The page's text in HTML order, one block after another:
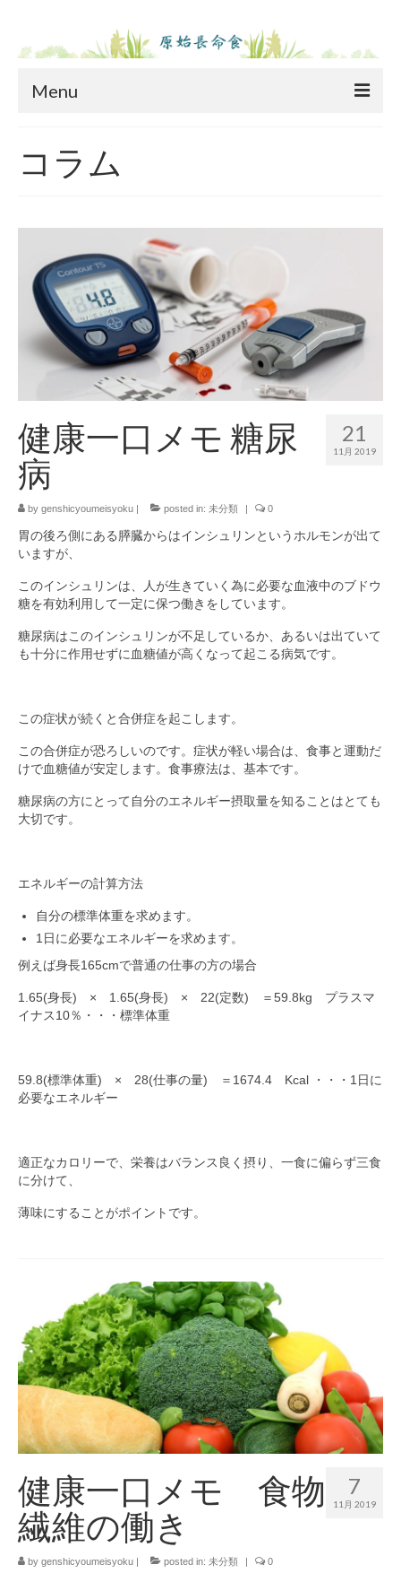
Menu
原始長命食とは
原始長命食の成分表
長命食ご愛用者体験談
原料
商品紹介
コラム
原始長命食コラム
会社概要
会社概要
プライバシーポリシー
コラム
21
11月 2019
健康一口メモ 糖尿
病
by genshicyoumeisyoku | posted in: 未分類 | 0
胃の後ろ側にある膵臓からはインシュリンというホルモンが出て
いますが、
このインシュリンは、人が生きていく為に必要な血液中のブドウ
糖を有効利用して一定に保つ働きをしています。
糖尿病はこのインシュリンが不足しているか、あるいは出ていて
も十分に作用せずに血糖値が高くなって起こる病気です。
この症状が続くと合併症を起こします。
この合併症が恐ろしいのです。症状が軽い場合は、食事と運動だ
けで血糖値が安定します。食事療法は、基本です。
糖尿病の方にとって自分のエネルギー摂取量を知ることはとても
大切です。
エネルギーの計算方法
自分の標準体重を求めます。
1日に必要なエネルギーを求めます。
例えば身長165cmで普通の仕事の方の場合
1.65(身長) × 1.65(身長) × 22(定数) ＝59.8kg プラスマ
イナス10％・・・標準体重
59.8(標準体重) × 28(仕事の量) ＝1674.4 Kcal ・・・1日に
必要なエネルギー
適正なカロリーで、栄養はバランス良く摂り、一食に偏らず三食
に分けて、
薄味にすることがポイントです。
7
11月 2019
健康一口メモ 食物
繊維の働き
by genshicyoumeisyoku posted in: 未分類 0